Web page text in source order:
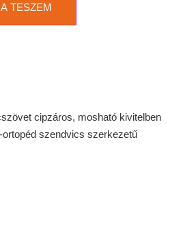
TESZEM
cipzáros, mosható kivitelben
ortopéd szendvics szerkezetű